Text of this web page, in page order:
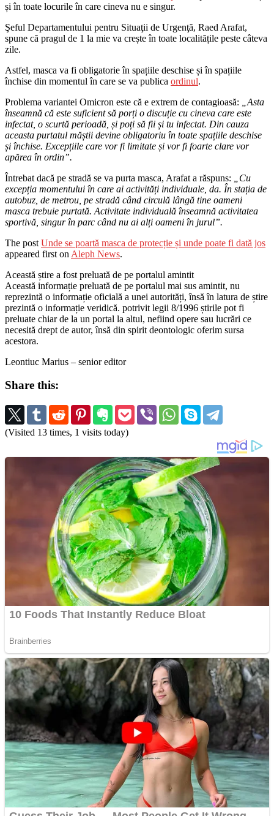
și în toate locurile în care cineva nu e singur.
Şeful Departamentului pentru Situaţii de Urgenţă, Raed Arafat,
spune că pragul de 1 la mie va crește în toate localitățile peste câteva
zile.
Astfel, masca va fi obligatorie în spațiile deschise și în spațiile
închise din momentul în care se va publica ordinul.
Problema variantei Omicron este că e extrem de contagioasă:
„Asta
înseamnă că este suficient să porți o discuție cu cineva care este
infectat, o scurtă perioadă, și poți să fii și tu infectat. Din cauza
aceasta purtatul măștii devine obligatoriu în toate spațiile deschise
și închise. Excepțiile care vor fi limitate și vor fi foarte clare vor
apărea în ordin”.
Întrebat dacă pe stradă se va purta masca, Arafat a răspuns:
„Cu
excepția momentului în care ai activități individuale, da. În stația de
autobuz, de metrou, pe stradă când circulă lângă tine oameni
masca trebuie purtată. Activitate individuală înseamnă activitatea
sportivă, singur în parc când nu ai alți oameni în jurul”.
The post Unde se poartă masca de protecție și unde poate fi dată jos
appeared first on Aleph News.
Această știre a fost preluată de pe portalul amintit
Această informație preluată de pe portalul mai sus amintit, nu
reprezintă o informație oficială a unei autorități, însă în latura de știre
prezintă o informație veridică. potrivit legii 8/1996 știrile pot fi
preluate chiar de la un portal la altul, nefiind opere sau lucrări ce
necesită drept de autor, însă din spirit deontologic oferim sursa
acestora.
Leontiuc Marius – senior editor
Share this:
(Visited 13 times, 1 visits today)